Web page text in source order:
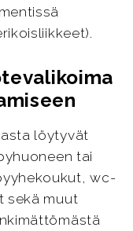
löytyvät
tai
wc-
sekä muut